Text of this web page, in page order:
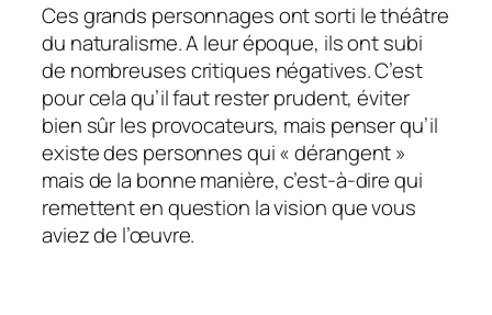
Ces grands personnages ont sorti le théâtre
du naturalisme. A leur époque, ils ont subi
de nombreuses critiques négatives. C’est
pour cela qu’il faut rester prudent, éviter
bien sûr les provocateurs, mais penser qu’il
existe des personnes qui « dérangent »
mais de la bonne manière, c’est-à-dire qui
remettent en question la vision que vous
aviez de l’œuvre.